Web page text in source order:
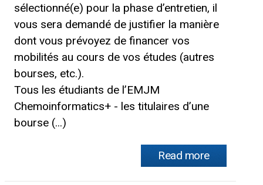
sélectionné(e) pour la phase d’entretien, il
vous sera demandé de justifier la manière
dont vous prévoyez de financer vos
mobilités au cours de vos études (autres
bourses, etc.).
Tous les étudiants de l’EMJM
Chemoinformatics+ - les titulaires d’une
bourse (...)
Read more